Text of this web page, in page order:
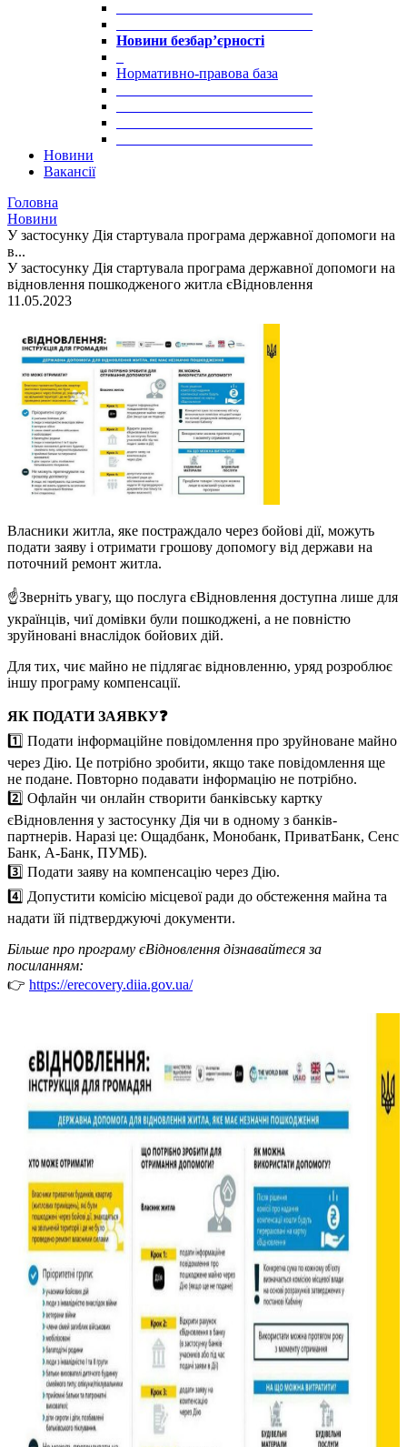
Новини безбар’єрності
Нормативно-правова база
Новини
Вакансії
Головна
Новини
У застосунку Дія стартувала програма державної допомоги на
в...
У застосунку Дія стартувала програма державної допомоги на
відновлення пошкодженого житла єВідновлення
11.05.2023
Власники житла, яке постраждало через бойові дії, можуть
подати заяву і отримати грошову допомогу від держави на
поточний ремонт житла.
☝️Зверніть увагу, що послуга єВідновлення доступна лише для
українців, чиї домівки були пошкоджені, а не повністю
зруйновані внаслідок бойових дій.
Для тих, чиє майно не підлягає відновленню, уряд розроблює
іншу програму компенсації.
ЯК ПОДАТИ ЗАЯВКУ❓
1️⃣ Подати інформаційне повідомлення про зруйноване майно
через Дію. Це потрібно зробити, якщо таке повідомлення ще
не подане. Повторно подавати інформацію не потрібно.
2️⃣ Офлайн чи онлайн створити банківську картку
єВідновлення у застосунку Дія чи в одному з банків-
партнерів. Наразі це: Ощадбанк, Монобанк, ПриватБанк, Сенс
Банк, А-Банк, ПУМБ).
3️⃣ Подати заяву на компенсацію через Дію.
4️⃣ Допустити комісію місцевої ради до обстеження майна та
надати їй підтверджуючі документи.
Більше про програму єВідновлення дізнавайтеся за
посиланням:
👉 https://erecovery.diia.gov.ua/